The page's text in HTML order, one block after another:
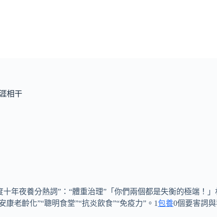
相干
年夜養分熱詞”：“體重治理”「你們兩個都是失衡的極端！
康老齡化”“聰明食堂”“抗炎飲食”“免疫力”。1包養0個要害詞